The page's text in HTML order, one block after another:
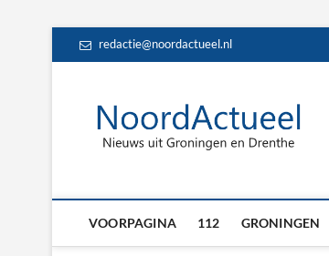
redactie@noordactueel.nl
VOORPAGINA 112 GRONINGEN